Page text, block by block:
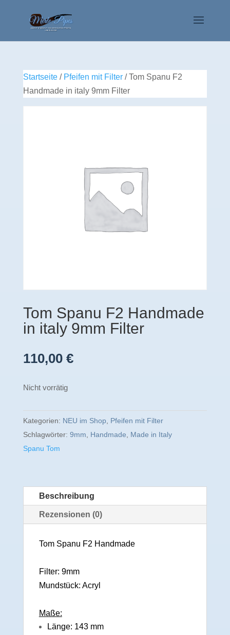
Startseite/ Pfeifen mit Filter/ Tom Spanu F2
Handmade in italy 9mm Filter
Tom Spanu F2 Handmade
in italy 9mm Filter
110,00 €
Nicht vorrätig
Kategorien: NEU im Shop, Pfeifen mit Filter
Schlagwörter: 9mm, Handmade, Made in Italy
Spanu Tom
Beschreibung
Rezensionen (0)
Tom Spanu F2 Handmade
Filter: 9mm
Mundstück: Acryl
Maße:
Länge: 143 mm